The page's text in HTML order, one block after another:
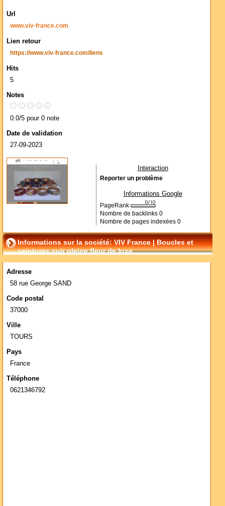
Url
www.viv-france.com
Lien retour
https://www.viv-france.com/liens
Hits
5
Notes
0.0/5 pour 0 note
Date de validation
27-09-2023
Interaction
Reporter un problème
Informations Google
PageRank
Nombre de backlinks 0
Nombre de pages indexées 0
Informations sur la société: VIV France | Boucles et
ceintures cuir pleine fleur de luxe
Adresse
58 rue George SAND
Code postal
37000
Ville
TOURS
Pays
France
Téléphone
0621346792